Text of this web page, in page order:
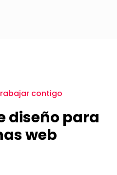
contigo
diseño para
web